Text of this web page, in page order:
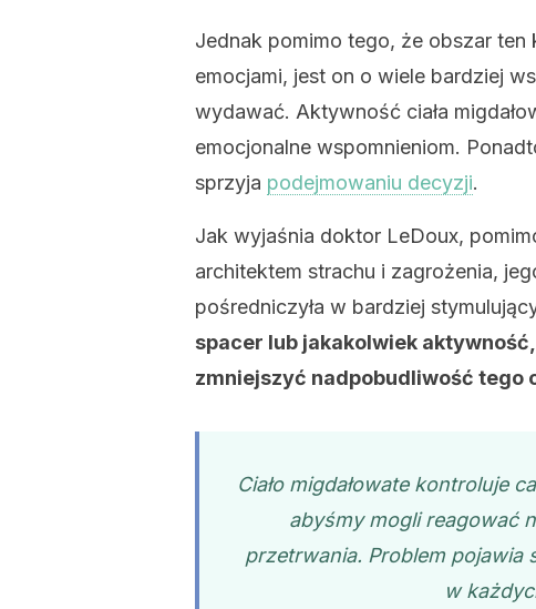
Jednak pomimo tego, że obszar
emocjami, jest on o wiele bardziej
wydawać. Aktywność ciała
emocjonalne wspomnieniom.
sprzyja podejmowaniu decyzji.
Jak wyjaśnia doktor LeDoux,
architektem strachu i zagrożenia,
pośredniczyła w bardziej
spacer lub jakakolwiek
zmniejszyć nadpobudliwość tego
Ciało migdałowate kontroluje
abyśmy mogli reagować
przetrwania. Problem pojawia
w